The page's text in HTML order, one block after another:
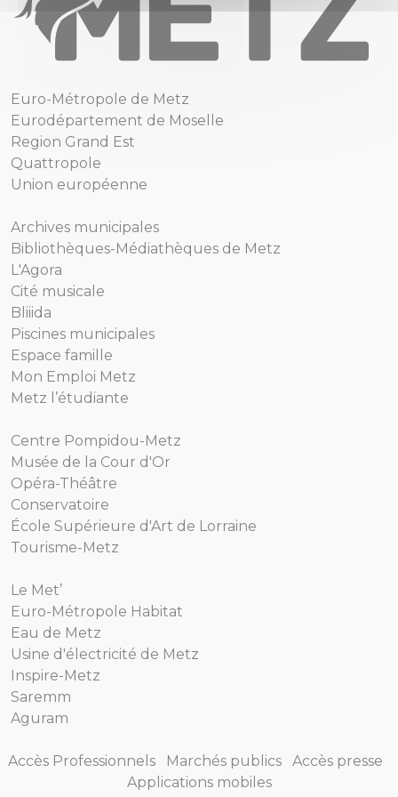
Euro-Métropole de Metz
Eurodépartement de Moselle
Region Grand Est
Quattropole
Union européenne
Archives municipales
Bibliothèques-Médiathèques de Metz
L'Agora
Cité musicale
Bliiida
Piscines municipales
Espace famille
Mon Emploi Metz
Metz l’étudiante
Centre Pompidou-Metz
Musée de la Cour d'Or
Opéra-Théâtre
Conservatoire
École Supérieure d'Art de Lorraine
Tourisme-Metz
Le Met’
Euro-Métropole Habitat
Eau de Metz
Usine d'électricité de Metz
Inspire-Metz
Saremm
Aguram
Accès Professionnels Marchés publics
Accès presse
Applications mobiles